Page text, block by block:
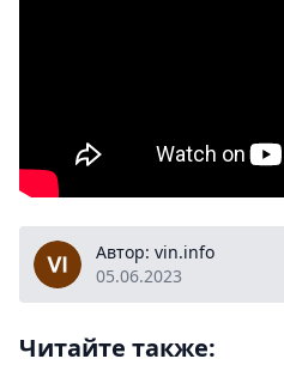
vin.infoАвтор: vin.info
05.06.2023
Читайте также: